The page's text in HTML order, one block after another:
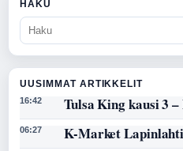
HAKU
UUSIMMAT ARTIKKELIT
16:42 Tulsa King kausi 3
06:27 K-Market